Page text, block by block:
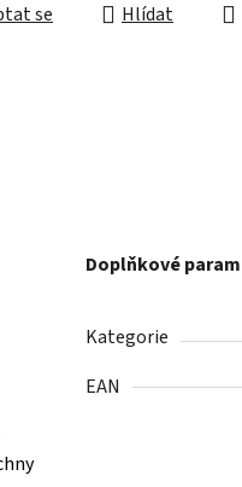
se Hlídat
Doplňkové
Kategorie
EAN